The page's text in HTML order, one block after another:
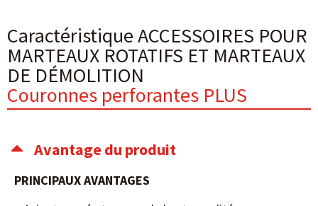
Caractéristique ACCESSOIRES POUR
MARTEAUX ROTATIFS ET MARTEAUX
DE DÉMOLITION
Couronnes perforantes PLUS
Avantage du produit
PRINCIPAUX AVANTAGES